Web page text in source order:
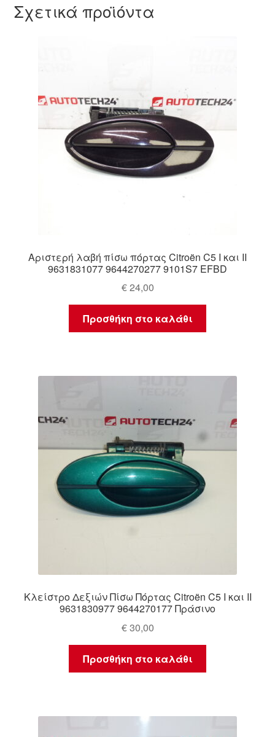
Σχετικά προϊόντα
Αριστερή λαβή πίσω πόρτας Citroën C5 I και II
9631831077 9644270277 9101S7 EFBD
€24,00
Προσθήκη στο καλάθι
Κλείστρο Δεξιών Πίσω Πόρτας Citroën C5 I και II
9631830977 9644270177 Πράσινο
€30,00
Προσθήκη στο καλάθι